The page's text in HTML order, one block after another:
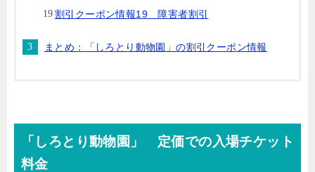
割引クーポン情報19 障害者割引
まとめ：「しろとり動物園」の割引クーポン情報
「しろとり動物園」 定価での入場チケット
料金